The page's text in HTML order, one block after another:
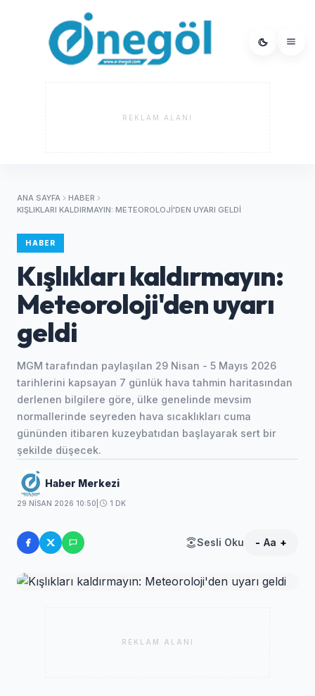
REKLAM ALANI
ANA SAYFA
HABER
KIŞLIKLARI KALDIRMAYIN: METEOROLOJI'DEN UYARI GELDI
HABER
Kışlıkları kaldırmayın:
Meteoroloji'den uyarı
geldi
MGM tarafından paylaşılan 29 Nisan - 5 Mayıs 2026
tarihlerini kapsayan 7 günlük hava tahmin haritasından
derlenen bilgilere göre, ülke genelinde mevsim
normallerinde seyreden hava sıcaklıkları cuma
gününden itibaren kuzeybatıdan başlayarak sert bir
şekilde düşecek.
Haber Merkezi
29 NISAN 2026 10:50 1 DK
Sesli Oku - Aa +
REKLAM ALANI